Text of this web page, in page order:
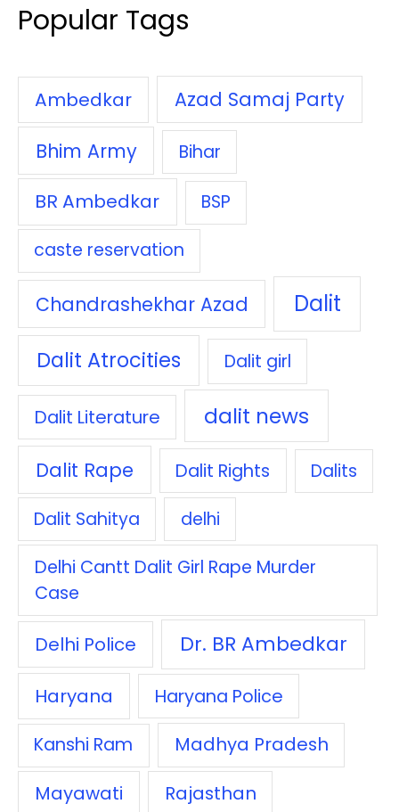
Popular Tags
Ambedkar
Azad Samaj Party
Bhim Army
Bihar
BR Ambedkar
BSP
caste reservation
Chandrashekhar Azad Dalit
Dalit Atrocities Dalit girl
Dalit Literature dalit news
Dalit Rape Dalit Rights Dalits
Dalit Sahitya delhi
Delhi Cantt Dalit Girl Rape Murder
Case
Delhi Police Dr. BR Ambedkar
Haryana Haryana Police
Kanshi Ram
Madhya Pradesh
Mayawati
Rajasthan